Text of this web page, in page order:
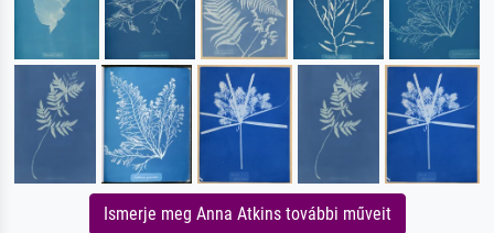
Ismerje meg Anna Atkins további műveit